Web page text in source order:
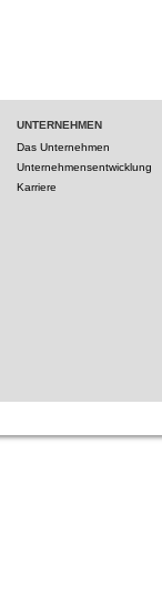
UNTERNEHMEN
Das Unternehmen
Unternehmensentwicklung
Karriere